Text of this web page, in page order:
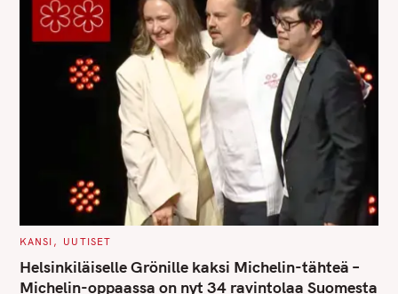
C
T
E
G
KANSI UUTISET
Helsinkiläiselle Grönille kaksi Michelin-tähteä –
Michelin-oppaassa on nyt 34 ravintolaa Suomesta
S
e
a